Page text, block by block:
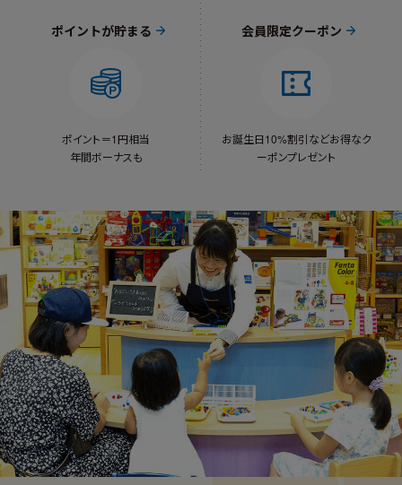
ポイントが貯まる
ポイント＝1円相当
年間ボーナスも
会員限定クーポン
お誕生日10%割引などお得なク
ーポンプレゼント